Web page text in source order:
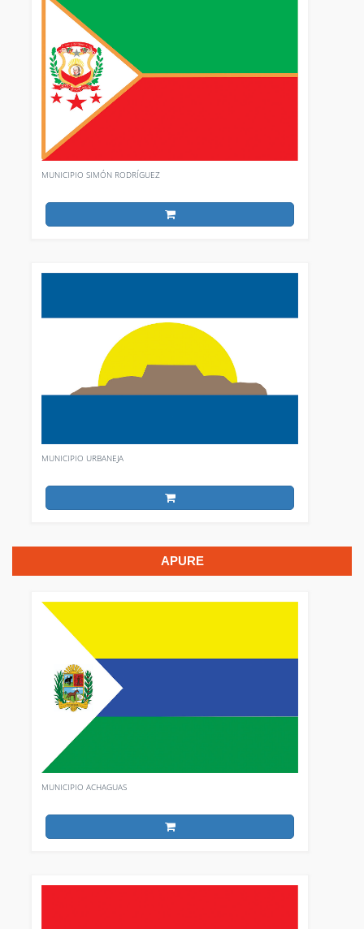
MUNICIPIO SIMÓN RODRÍGUEZ
MUNICIPIO URBANEJA
APURE
MUNICIPIO ACHAGUAS